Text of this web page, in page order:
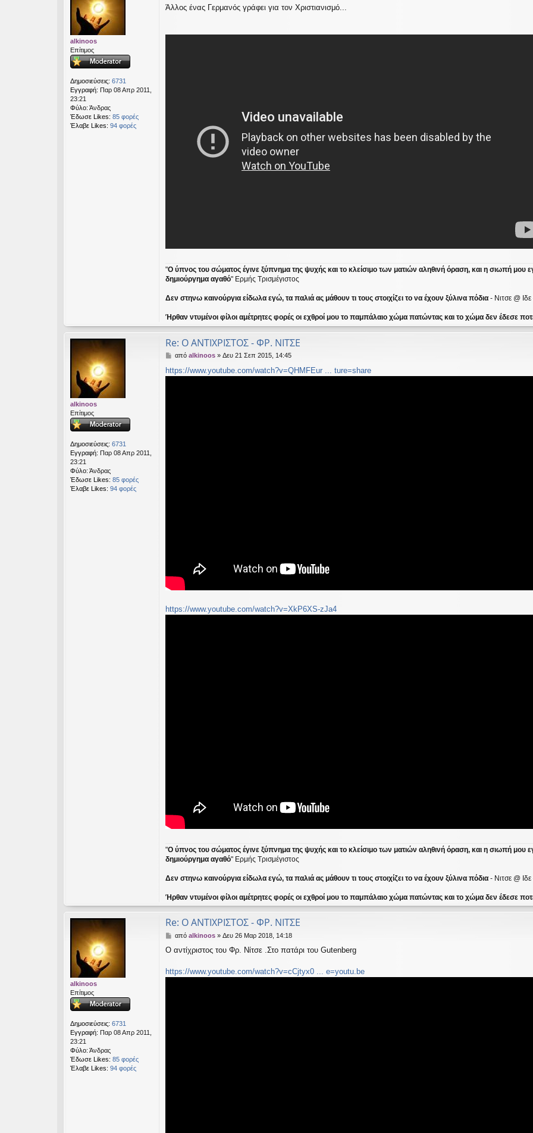
alkinoos
Επίτιμος
Δημοσιεύσεις: 6731
Εγγραφή: Παρ 08 Απρ 2011,
23:21
Φύλο: Άνδρας
Έδωσε Likes: 85 φορές
Έλαβε Likes: 94 φορές
μ
ί
Άλλος ένας Γερμανός γράφει για τον Χριστιανισμό...
"Ο ύπνος του σώματος έγινε ξύπνημα της ψυχής και το κλείσιμο των ματιών αληθινή όραση, και η σιωπή μου
δημιούργημα αγαθό" Ερμής Τρισμέγιστος
Δεν στηνω καινούργια είδωλα εγώ, τα παλιά ας μάθουν τι τους στοιχίζει το να έχουν ξύλινα πόδια - Νιτσε @
Ήρθαν ντυμένοι φίλοι αμέτρητες φορές οι εχθροί μου το παμπάλαιο χώμα πατώντας και το χώμα δεν έδεσε
alkinoos
Επίτιμος
Δημοσιεύσεις: 6731
Εγγραφή: Παρ 08 Απρ 2011,
23:21
Φύλο: Άνδρας
Έδωσε Likes: 85 φορές
Έλαβε Likes: 94 φορές
Re: Ο ΑΝΤΙΧΡΙΣΤΟΣ - ΦΡ. ΝΙΤΣΕ
Δ
μ
από alkinoos» Δευ 21 Σεπ 2015, 14:45
https://www.youtube.com/watch?v=QHMFEur ... ture=share
https://www.youtube.com/watch?v=XkP6XS-zJa4
"Ο ύπνος του σώματος έγινε ξύπνημα της ψυχής και το κλείσιμο των ματιών αληθινή όραση, και η σιωπή μου
δημιούργημα αγαθό" Ερμής Τρισμέγιστος
Δεν στηνω καινούργια είδωλα εγώ, τα παλιά ας μάθουν τι τους στοιχίζει το να έχουν ξύλινα πόδια - Νιτσε @
Ήρθαν ντυμένοι φίλοι αμέτρητες φορές οι εχθροί μου το παμπάλαιο χώμα πατώντας και το χώμα δεν έδεσε
alkinoos
Επίτιμος
Δημοσιεύσεις: 6731
Εγγραφή: Παρ 08 Απρ 2011,
23:21
Φύλο: Άνδρας
Έδωσε Likes: 85 φορές
Έλαβε Likes: 94 φορές
Re: Ο ΑΝΤΙΧΡΙΣΤΟΣ - ΦΡ. ΝΙΤΣΕ
Δ
μ
σ
ί
από alkinoos» Δευ 26 Μαρ 2018, 14:18
Ο αντίχριστος του Φρ. Νίτσε .Στο πατάρι του Gutenberg
https://www.youtube.com/watch?v=cCjtyx0 ... e=youtu.be